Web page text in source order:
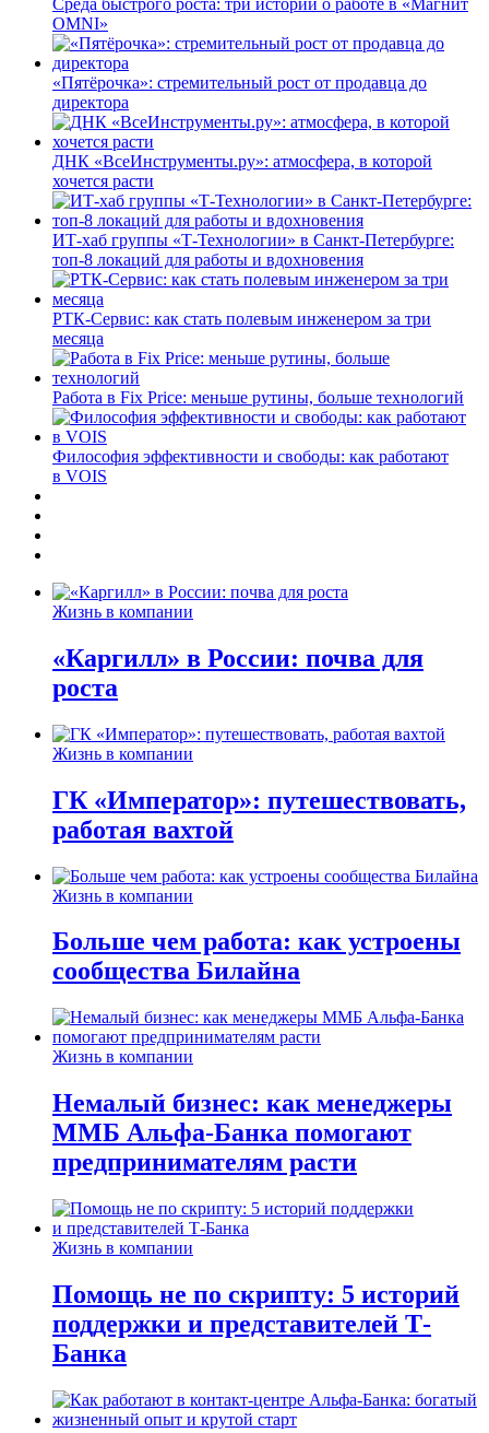
OMNI»
«Пятёрочка»: стремительный рост от продавца до
директора
ДНК «ВсеИнструменты.ру»: атмосфера, в которой
хочется расти
ИТ-хаб группы «Т-Технологии» в Санкт-Петербурге:
топ-8 локаций для работы и вдохновения
РТК-Сервис: как стать полевым инженером за три
месяца
Работа в Fix Price: меньше рутины, больше технологий
Философия эффективности и свободы: как работают
в VOIS
Жизнь в компании
«Каргилл» в России: почва для
роста
Жизнь в компании
ГК «Император»: путешествовать,
работая вахтой
Жизнь в компании
Больше чем работа: как устроены
сообщества Билайна
Жизнь в компании
Немалый бизнес: как менеджеры
ММБ Альфа-Банка помогают
предпринимателям расти
Жизнь в компании
Помощь не по скрипту: 5 историй
поддержки и представителей Т-
Банка